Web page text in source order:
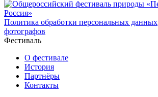
Политика обработки персональных данных
фотографов
Фестиваль
О фестивале
История
Партнёры
Контакты